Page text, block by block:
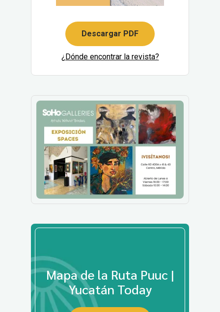
Descargar PDF
¿Dónde encontrar la revista?
Mapa de la Ruta Puuc |
Yucatán Today